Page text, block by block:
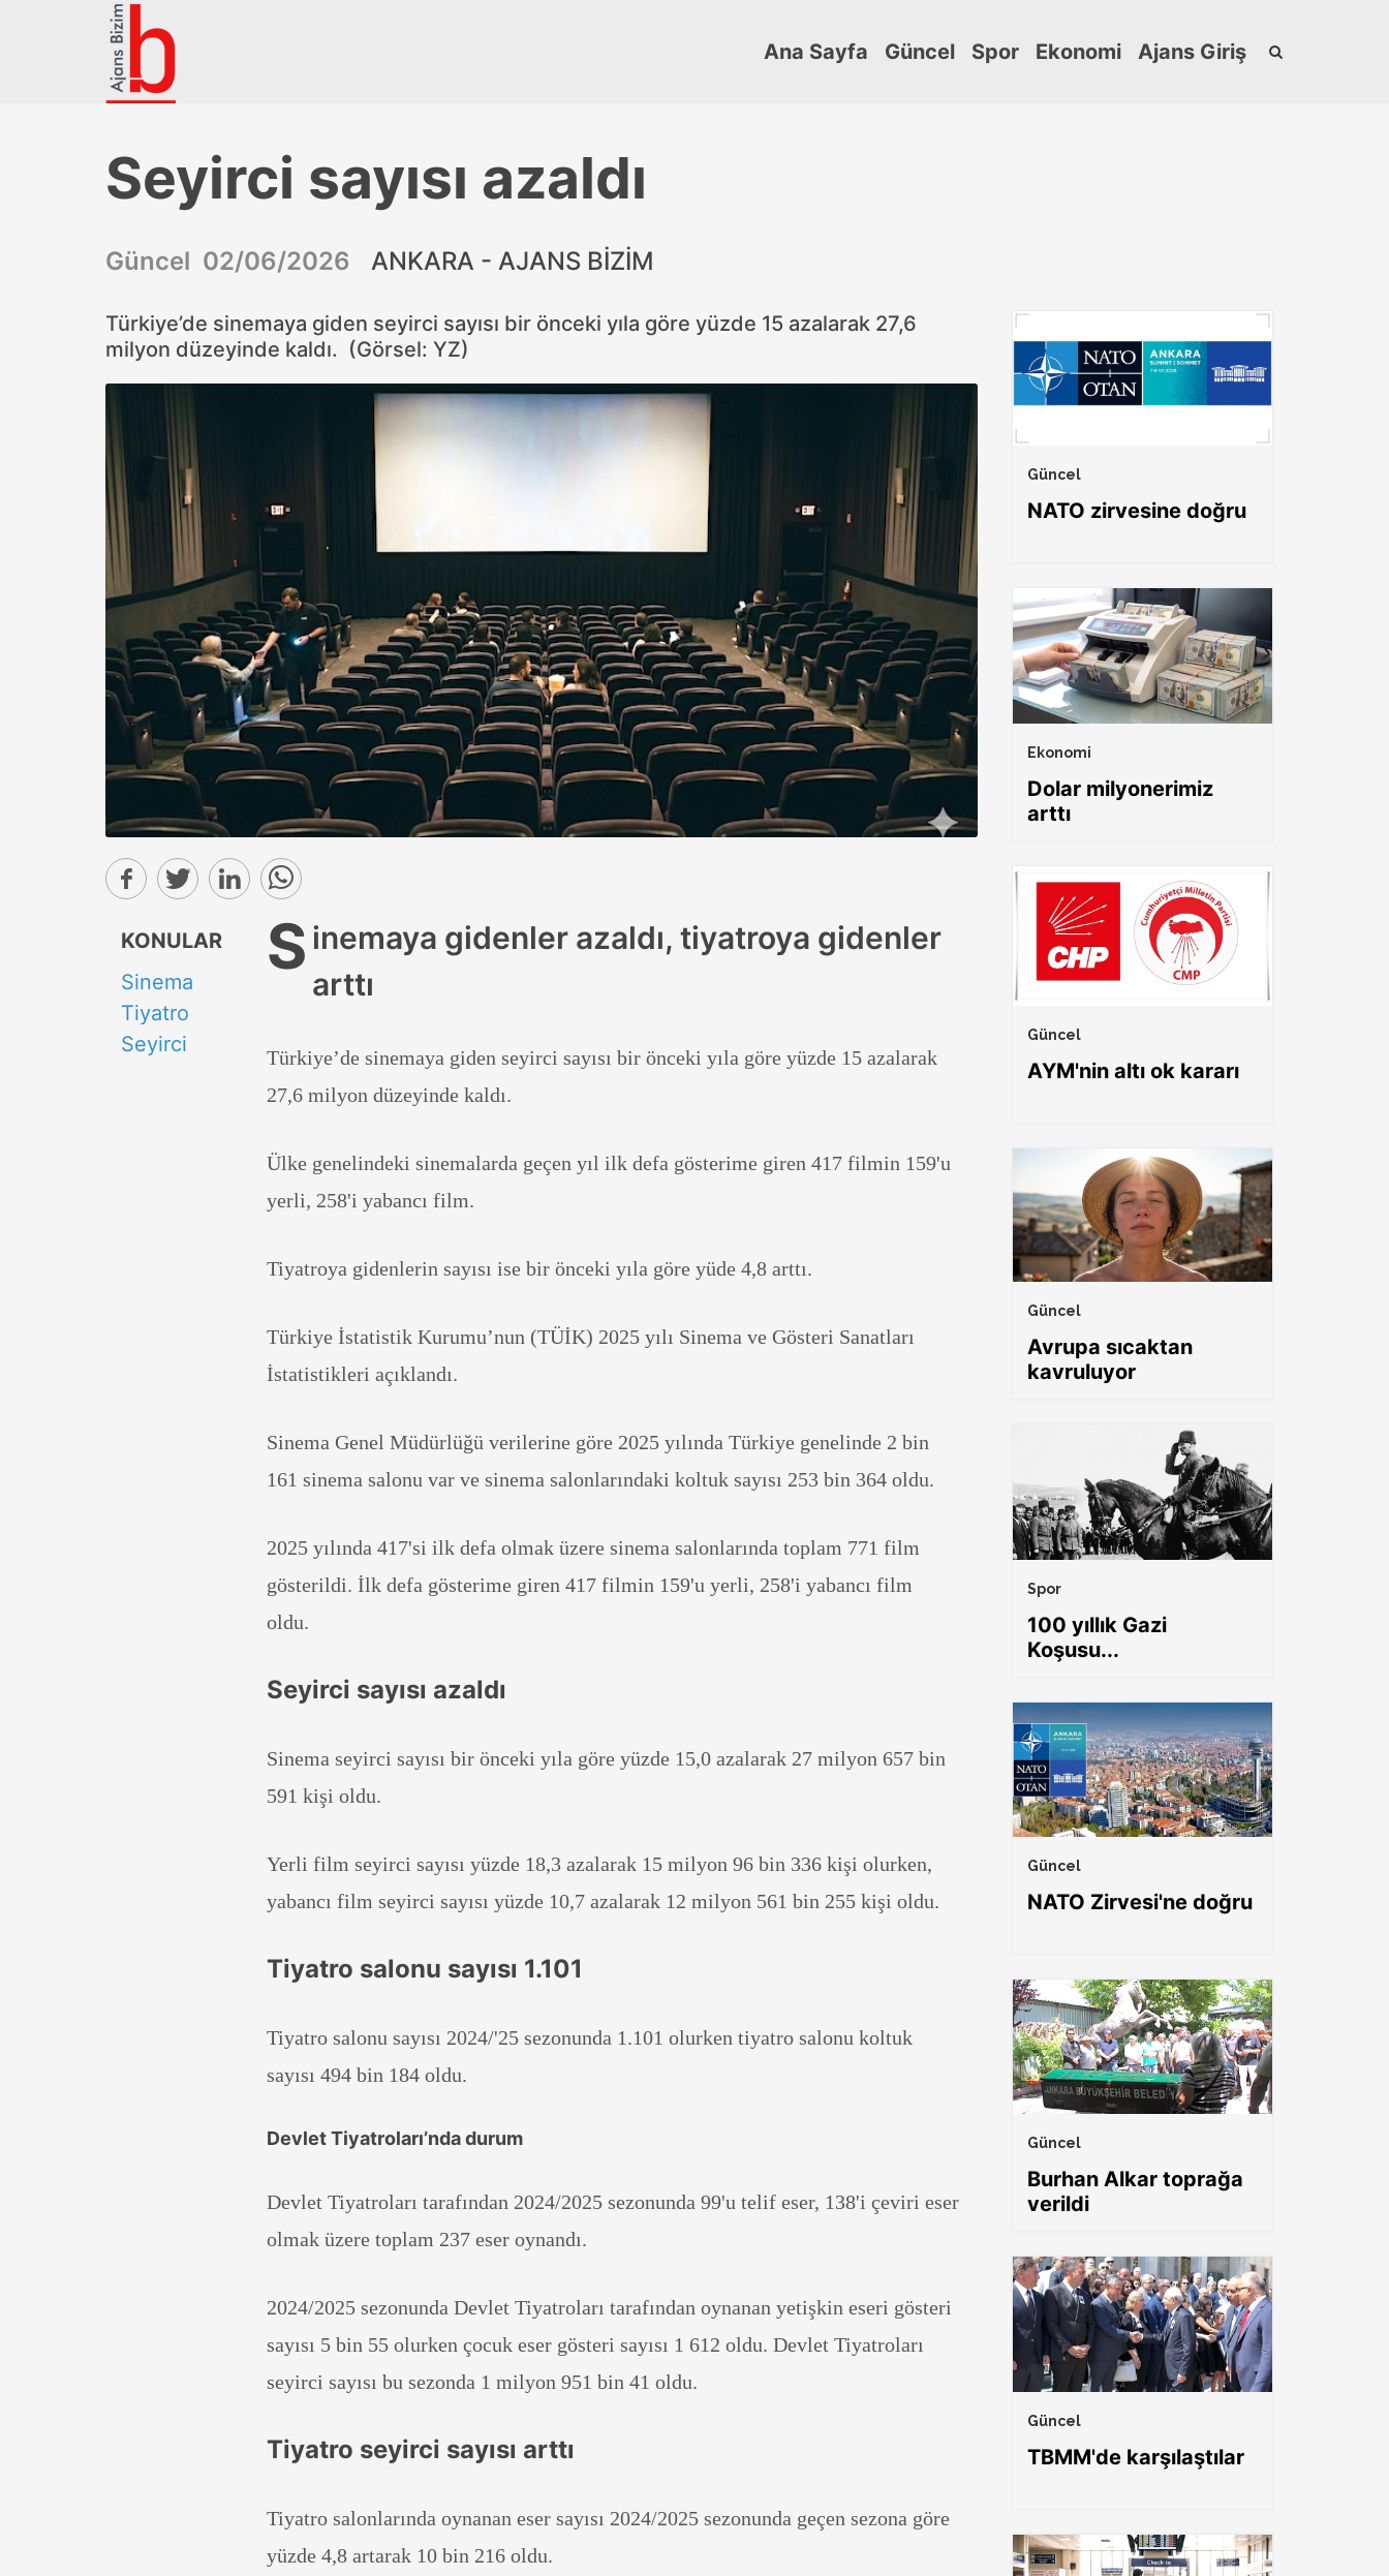
Ana Sayfa Güncel Spor Ekonomi Ajans Giriş
Seyirci sayısı azaldı
Güncel 02/06/2026 ANKARA - AJANS BİZİM
Türkiye’de sinemaya giden seyirci sayısı bir önceki yıla göre yüzde 15 azalarak 27,6
milyon düzeyinde kaldı. (Görsel: YZ)
KONULAR
Sinema
Tiyatro
Seyirci
S inemaya gidenler azaldı, tiyatroya gidenler
arttı
Türkiye’de sinemaya giden seyirci sayısı bir önceki yıla göre yüzde 15 azalarak
27,6 milyon düzeyinde kaldı.
Ülke genelindeki sinemalarda geçen yıl ilk defa gösterime giren 417 filmin 159'u
yerli, 258'i yabancı film.
Tiyatroya gidenlerin sayısı ise bir önceki yıla göre yüde 4,8 arttı.
Türkiye İstatistik Kurumu’nun (TÜİK) 2025 yılı Sinema ve Gösteri Sanatları
İstatistikleri açıklandı.
Sinema Genel Müdürlüğü verilerine göre 2025 yılında Türkiye genelinde 2 bin
161 sinema salonu var ve sinema salonlarındaki koltuk sayısı 253 bin 364 oldu.
2025 yılında 417'si ilk defa olmak üzere sinema salonlarında toplam 771 film
gösterildi. İlk defa gösterime giren 417 filmin 159'u yerli, 258'i yabancı film
oldu.
Seyirci sayısı azaldı
Sinema seyirci sayısı bir önceki yıla göre yüzde 15,0 azalarak 27 milyon 657 bin
591 kişi oldu.
Yerli film seyirci sayısı yüzde 18,3 azalarak 15 milyon 96 bin 336 kişi olurken,
yabancı film seyirci sayısı yüzde 10,7 azalarak 12 milyon 561 bin 255 kişi oldu.
Tiyatro salonu sayısı 1.101
Tiyatro salonu sayısı 2024/'25 sezonunda 1.101 olurken tiyatro salonu koltuk
sayısı 494 bin 184 oldu.
Devlet Tiyatroları’nda durum
Devlet Tiyatroları tarafından 2024/2025 sezonunda 99'u telif eser, 138'i çeviri eser
olmak üzere toplam 237 eser oynandı.
2024/2025 sezonunda Devlet Tiyatroları tarafından oynanan yetişkin eseri gösteri
sayısı 5 bin 55 olurken çocuk eser gösteri sayısı 1 612 oldu. Devlet Tiyatroları
seyirci sayısı bu sezonda 1 milyon 951 bin 41 oldu.
Tiyatro seyirci sayısı arttı
Tiyatro salonlarında oynanan eser sayısı 2024/2025 sezonunda geçen sezona göre
yüzde 4,8 artarak 10 bin 216 oldu.
Güncel
NATO zirvesine doğru
Ekonomi
Dolar milyonerimiz
arttı
Güncel
AYM'nin altı ok kararı
Güncel
Avrupa sıcaktan
kavruluyor
Spor
100 yıllık Gazi
Koşusu...
Güncel
NATO Zirvesi'ne doğru
Güncel
Burhan Alkar toprağa
verildi
Güncel
TBMM'de karşılaştılar